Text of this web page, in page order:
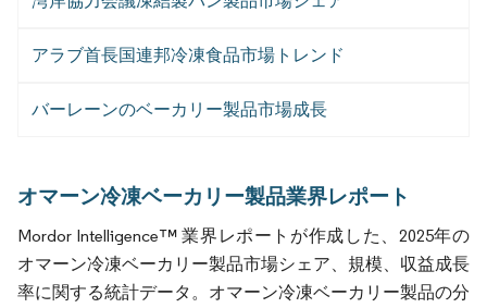
アラブ首長国連邦冷凍食品市場トレンド
バーレーンのベーカリー製品市場成長
オマーン冷凍ベーカリー製品業界レポート
Mordor Intelligence™ 業界レポートが作成した、2025年の
オマーン冷凍ベーカリー製品市場シェア、規模、収益成長
率に関する統計データ。オマーン冷凍ベーカリー製品の分